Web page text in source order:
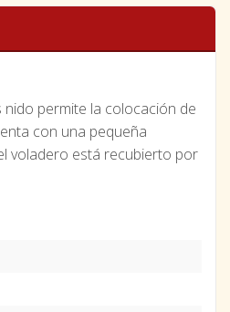
permite la colocación de
con una pequeña
voladero está recubierto por